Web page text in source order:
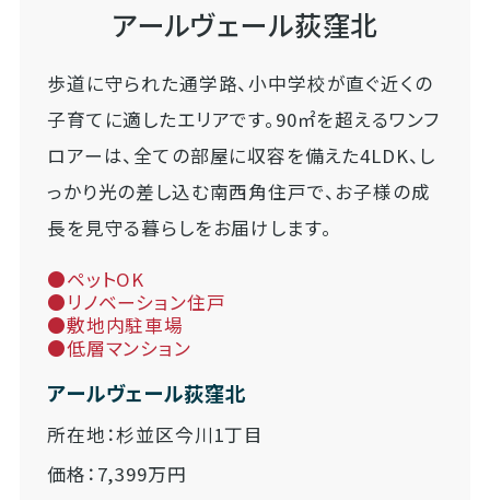
アールヴェール荻窪北
歩道に守られた通学路、小中学校が直ぐ近くの
子育てに適したエリアです。90㎡を超えるワンフ
ロアーは、全ての部屋に収容を備えた4LDK、し
っかり光の差し込む南西角住戸で、お子様の成
長を見守る暮らしをお届けします。
●ペットOK
●リノベーション住戸
●敷地内駐車場
●低層マンション
アールヴェール荻窪北
所在地：杉並区今川1丁目
価格：7,399万円